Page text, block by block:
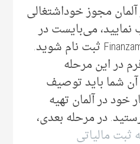
مجوز خوداشتغالی
می‌بایست در
اداره مالیات منطقه، Finanzamt ثبت نام شوید.
در این مرحله
شما باید توصیف
در آلمان تهیه
در مرحله بعدی،
ثبت مالیاتی